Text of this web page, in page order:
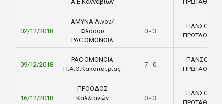
Α.Ε.Κανναβιών
02/12/2018
ΑΜΥΝΑ Λίνου/
Φλάσου
PAC ΟΜΟΝΟΙΑ
0 - 3
ΠΑΝΣΟΛΕΙΟ
09/12/2018
PAC ΟΜΟΝΟΙΑ
Π.Α.Ο.Κακοπετρίας
7 - 0
ΠΑΝΣΟΛΕΙΟ
16/12/2018
ΠΡΟΟΔΟΣ
Καλλιανών
0 - 3
ΠΑΝΣΟΛΕΙΟ